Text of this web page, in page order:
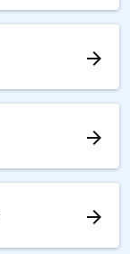
arrow_forward
arrow_forward
arrow_forward